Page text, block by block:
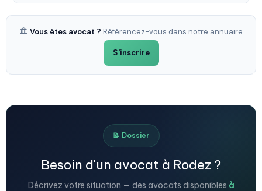
🏛️ Vous êtes avocat ? Référencez-vous dans notre annuaire
S'inscrire
📝 Dossier
Besoin d'un avocat à Rodez ?
Décrivez votre situation — des avocats disponibles à